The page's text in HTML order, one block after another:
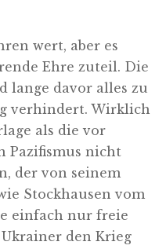
wert, aber es
Ehre zuteil. Die
lange davor alles zu
verhindert. Wirklich
als die vor
Pazifismus nicht
der von seinem
Stockhausen vom
einfach nur freie
den Krieg